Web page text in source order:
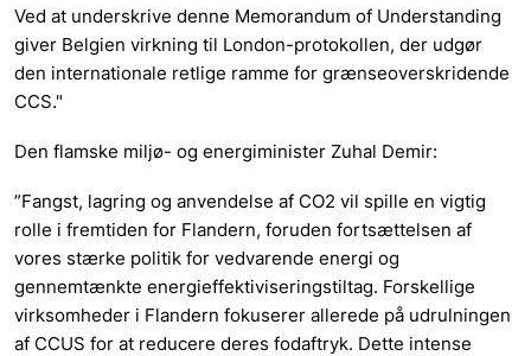
Ved at underskrive denne Memorandum of Understanding
giver Belgien virkning til London-protokollen, der udgør
den internationale retlige ramme for grænseoverskridende
CCS."
Den flamske miljø- og energiminister Zuhal Demir:
”Fangst, lagring og anvendelse af CO2 vil spille en vigtig
rolle i fremtiden for Flandern, foruden fortsættelsen af
vores stærke politik for vedvarende energi og
gennemtænkte energieffektiviseringstiltag. Forskellige
virksomheder i Flandern fokuserer allerede på udrulningen
af CCUS for at reducere deres fodaftryk. Dette intense